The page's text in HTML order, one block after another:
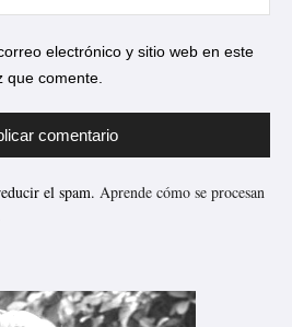
electrónico y sitio web en este
que comente.
el spam. Aprende cómo se procesan